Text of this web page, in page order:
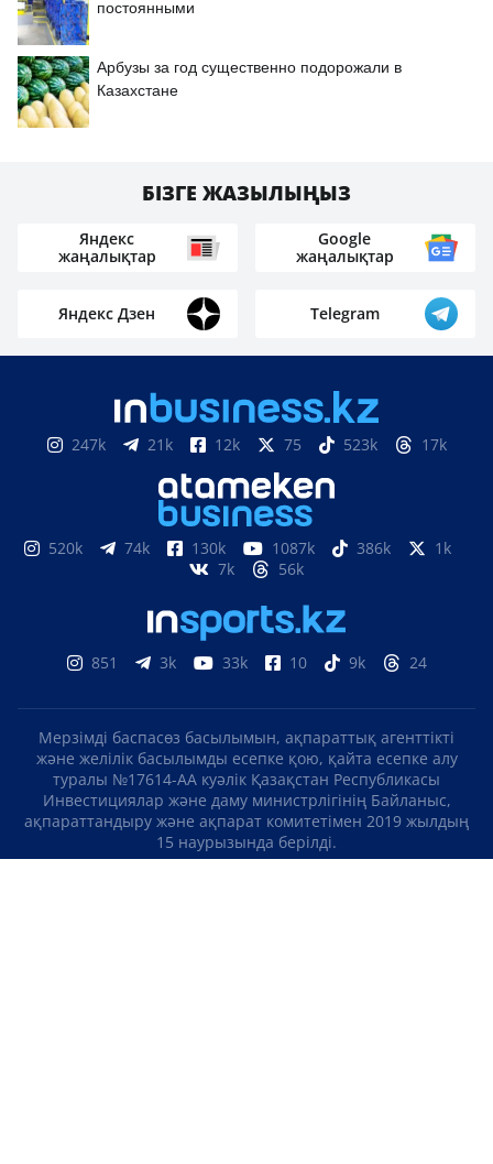
постоянными
Арбузы за год существенно подорожали в
Казахстане
БІЗГЕ ЖАЗЫЛЫҢЫЗ
Яндекс
жаңалықтар
Google
жаңалықтар
Яндекс Дзен Telegram
247k 21k 12k 75 523k 17k
520k 74k 130k 1087k 386k
1k
7k
56k
851 3k 33k 10 9k 24
Мерзімді баспасөз басылымын, ақпараттық агенттікті
және желілік басылымды есепке қою, қайта есепке алу
туралы №17614-АА куәлік Қазақстан Республикасы
Инвестициялар және даму министрлігінің Байланыс,
ақпараттандыру және ақпарат комитетімен 2019 жылдың
15 наурызында берілді.